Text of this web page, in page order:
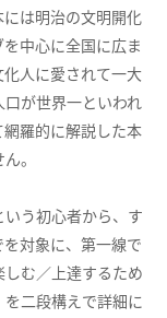
は明治の文明開化
中心に全国に広ま
人に愛されて一大
が世界一といわれ
羅的に解説した本
。
う初心者から、す
対象に、第一線で
む／上達するため
二段構えで詳細に